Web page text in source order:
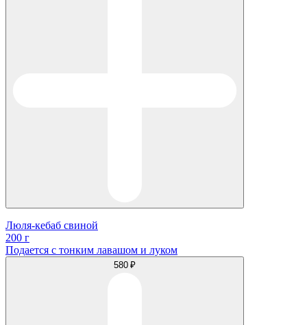
Люля-кебаб свиной
200 г
Подается с тонким лавашом и луком
580 ₽